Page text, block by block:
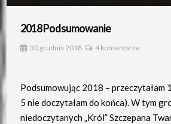
2018 Podsumowanie
30 grudnia 2018 4 komentarze
Podsumowując 2018 – przeczytałam
5 nie doczytałam do końca). W tym
niedoczytanych „Król” Szczepana